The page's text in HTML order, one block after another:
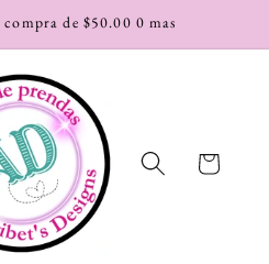
de $50.00 0 mas
Carrito